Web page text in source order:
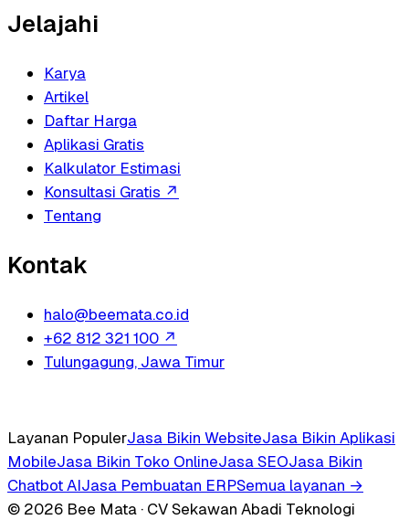
Jelajahi
Karya
Artikel
Daftar Harga
Aplikasi Gratis
Kalkulator Estimasi
Konsultasi Gratis ↗
Tentang
Kontak
halo@beemata.co.id
+62 812 321 100 ↗
Tulungagung, Jawa Timur
Layanan PopulerJasa Bikin WebsiteJasa Bikin Aplikasi
MobileJasa Bikin Toko OnlineJasa SEOJasa Bikin
Chatbot AIJasa Pembuatan ERPSemua layanan →
© 2026 Bee Mata · CV Sekawan Abadi Teknologi